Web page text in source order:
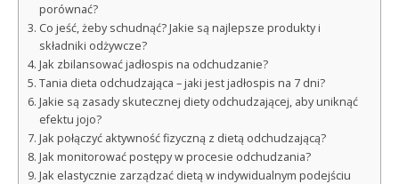
porównać?
Co jeść, żeby schudnąć? Jakie są najlepsze produkty i
składniki odżywcze?
Jak zbilansować jadłospis na odchudzanie?
Tania dieta odchudzająca – jaki jest jadłospis na 7 dni?
Jakie są zasady skutecznej diety odchudzającej, aby uniknąć
efektu jojo?
Jak połączyć aktywność fizyczną z dietą odchudzającą?
Jak monitorować postępy w procesie odchudzania?
Jak elastycznie zarządzać dietą w indywidualnym podejściu